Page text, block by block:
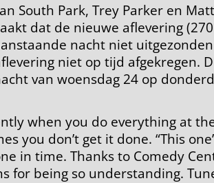
South Park, Trey Parker en
dat de nieuwe aflevering
nacht niet
niet op tijd afgekregen.
van woensdag 24 op
when you do everything at
you don’t get it done. “This
in time. Thanks to Comedy
for being so understanding.